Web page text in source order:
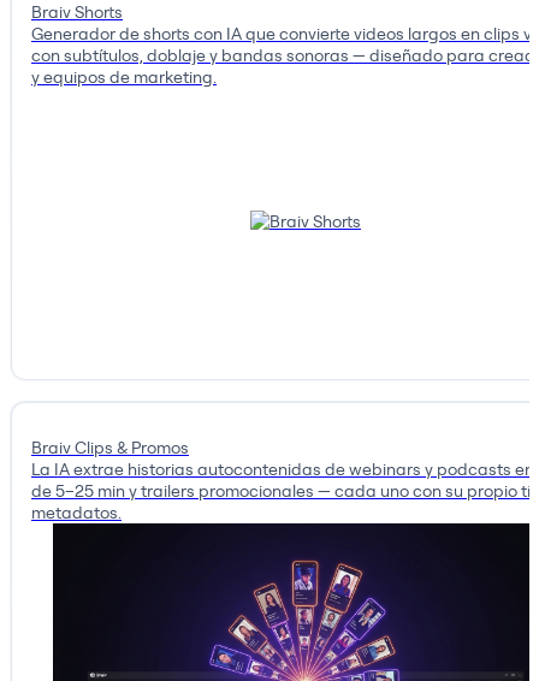
Braiv Shorts
Generador de shorts con IA que convierte videos largos en clips
con subtítulos, doblaje y bandas sonoras — diseñado para
y equipos de marketing.
Braiv Clips & Promos
La IA extrae historias autocontenidas de webinars y podcasts en
de 5–25 min y trailers promocionales — cada uno con su propio
metadatos.